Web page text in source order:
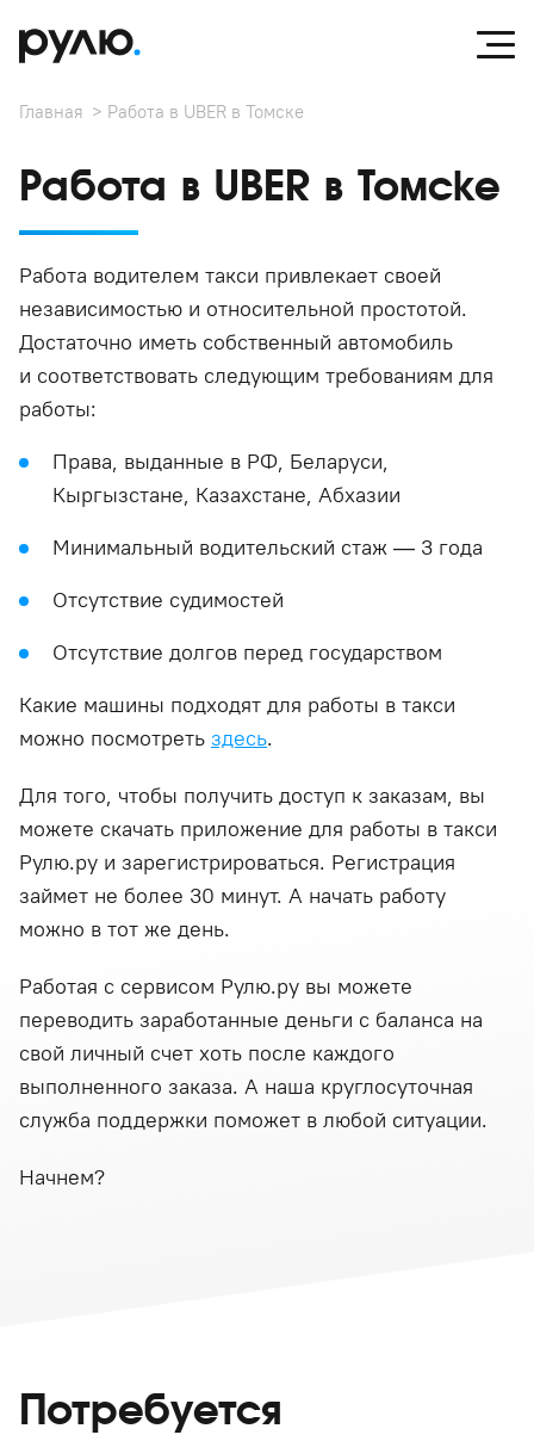
Главная Работа в UBER в Томске
Работа в UBER в Томске
Работа водителем такси привлекает своей
независимостью и относительной простотой.
Достаточно иметь собственный автомобиль
и соответствовать следующим требованиям для
работы:
Права, выданные в РФ, Беларуси,
Кыргызстане, Казахстане, Абхазии
Минимальный водительский стаж — 3 года
Отсутствие судимостей
Отсутствие долгов перед государством
Какие машины подходят для работы в такси
можно посмотреть здесь.
Для того, чтобы получить доступ к заказам, вы
можете скачать приложение для работы в такси
Рулю.ру и зарегистрироваться. Регистрация
займет не более 30 минут. А начать работу
можно в тот же день.
Работая с сервисом Рулю.ру вы можете
переводить заработанные деньги с баланса на
свой личный счет хоть после каждого
выполненного заказа. А наша круглосуточная
служба поддержки поможет в любой ситуации.
Начнем?
Потребуется